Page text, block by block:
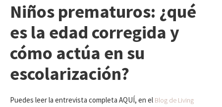
Niños prematuros: ¿qué
es la edad corregida y
cómo actúa en su
escolarización?
Puedes leer la entrevista completa AQUÍ, en el Blog de Living